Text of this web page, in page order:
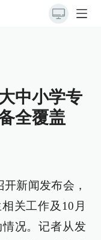
中小学专
全覆盖
新闻发布会，
关工作及10月
况。记者从发